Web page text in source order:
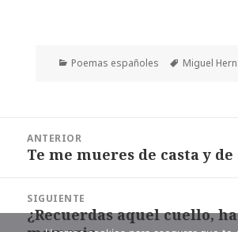
Categorías
Poemas españoles Etiquetas
Miguel
entradas
ANTERIOR
Entrada
Te me mueres de casta y
SIGUIENTE
Entrada
¿Recuerdas aquel cuello,